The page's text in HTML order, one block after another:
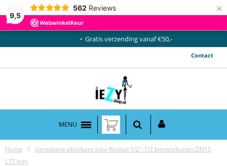
9,5
562 Reviews ×
Gratis verzending vanaf €50,-
Contact
MENU
Home
Uitrekbare plooibare inox flexibel 1/2"-1/2 binnen/buiten DN15
L75 mm